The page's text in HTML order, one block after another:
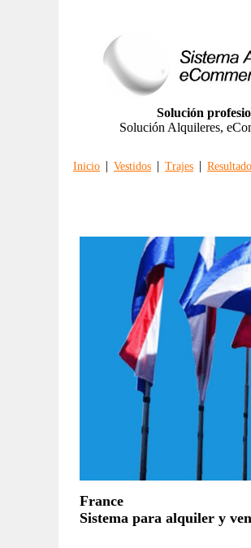
Solución
Solución Alquileres,
Inicio | Vestidos | Trajes |
France
Sistema para alquiler y